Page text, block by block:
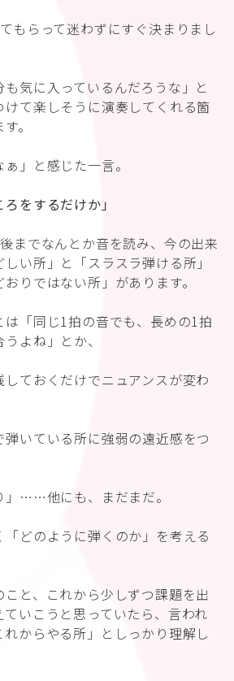
もらって迷わずにすぐ決まりまし
気に入っているんだろうな」と
て楽しそうに演奏してくれる箇
。
」と感じた一言。
をするだけか」
までなんとか音を読み、今の出来
い所」と「スラスラ弾ける所」
りではない所」があります。
は「同じ1拍の音でも、長めの1拍
よね」とか、
しておくだけでニュアンスが変わ
弾いている所に強弱の遠近感をつ
」……他にも、まだまだ。
どのように弾くのか」を考える
こと、これから少しずつ課題を出
ていこうと思っていたら、言われ
からやる所」としっかり理解し